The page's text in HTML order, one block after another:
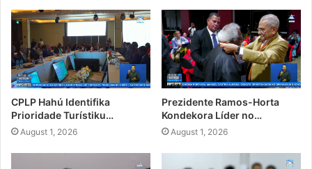
CPLP Hahú Identifika
Prioridade Turístiku…
August 1, 2026
Prezidente Ramos-Horta
Kondekora Líder no…
August 1, 2026